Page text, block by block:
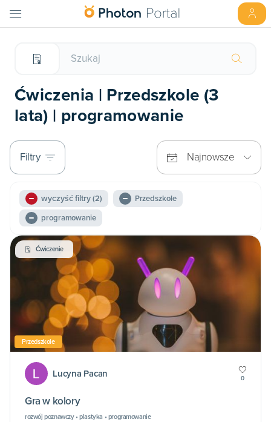
Ćwiczenia | Przedszkole (3
lata) | programowanie
Filtry Najnowsze
wyczyść filtry(2)
Przedszkole
programowanie
Ćwiczenie
Przedszkole
Lucyna Pacan 0
Gra w kolory
rozwój poznawczy • plastyka • programowanie